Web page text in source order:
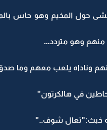
حول المخيم وهو حاس
وهو متردد...
وناداه يلعب معهم وما
في هالكرتون"
خبث:"تعال شوف.."